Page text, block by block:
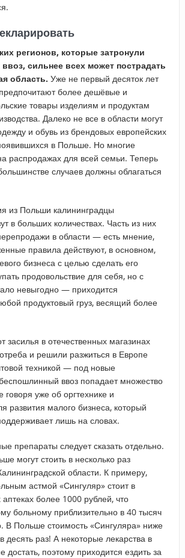
регионов, которые затронули
ввоз, сильнее всех может пострадать
область. Уже не первый десяток лет
более дешёвые и
товары изделиям и продуктам
Далеко не все в области могут
и обувь из брендовых европейских
в Польше. Но многие
распродажах для всей семьи. Теперь
случаев должны облагаться
из Польши калининградцы
в больших количествах. Часть из них
в области — есть мнение,
правила действуют, в основном,
бизнеса с целью сделать его
продовольствие для себя, но с
невыгодно — приходится
продуктовый груз, весящий более
засилья в отечественных магазинах
и решили разжиться в Европе
техникой — под новые
ввоз попадает множество
говоря уже об оргтехнике и
развития малого бизнеса, который
лишь на словах.
препараты следует сказать отдельно.
могут стоить в несколько раз
области. К примеру,
астмой «Сингуляр» стоит в
аптеках более 1000 рублей, что
больному приблизительно в 40 тысяч
В Польше стоимость «Сингуляра» ниже
десять раз! А некоторые лекарства в
достать, поэтому приходится ездить за